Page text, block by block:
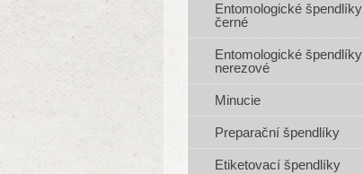
Entomologické špendlíky
černé
Entomologické špendlíky
nerezové
Minucie
Preparační špendlíky
Etiketovací špendlíky